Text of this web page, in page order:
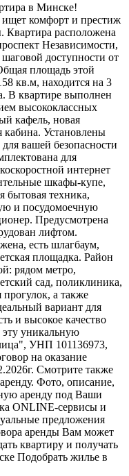
в Минске!
ищет комфорт и престиж
расположена
Независимости,
доступности от
площадь этой
кв.м, находится на 3
В квартире выполнен
высококлассных
кафель, новая
кабина. Установлены
вашей безопасности
для
интернет
шкафы-купе,
бытовая техника,
и посудомоечную
Предусмотрена
лифтом.
есть шлагбаум,
площадка. Район
рядом метро,
сад, поликлиника,
а также
вариант для
и высокое качество
уникальную
УНП 101136973,
на оказание
Смотрите также
Фото, описание,
аренду под Ваши
ONLINE-сервисы и
предложения
аренды Вам может
квартиру и получать
Подобрать жилье в